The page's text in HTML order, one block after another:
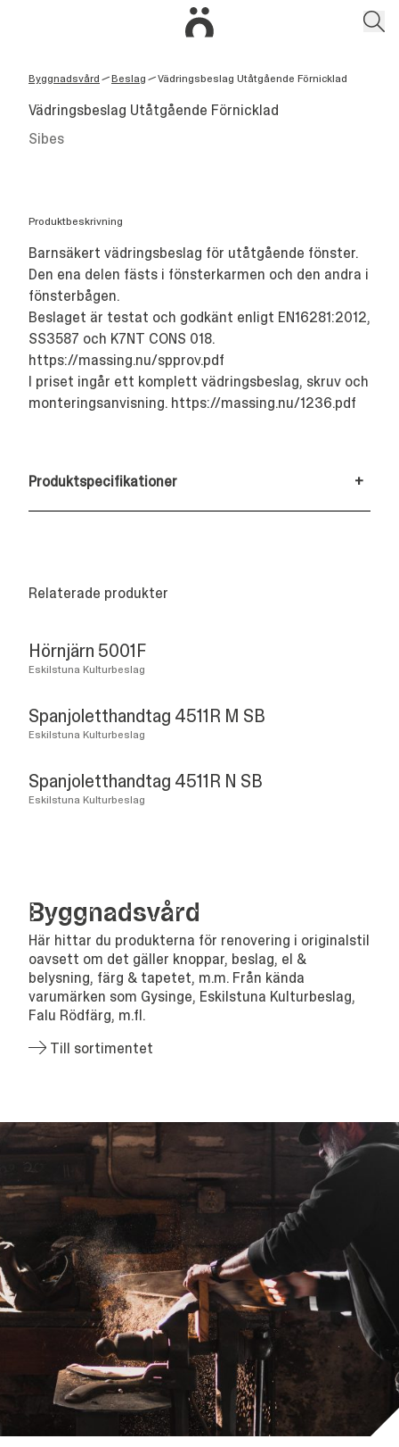
Byggnadsvård /Beslag /Vädringsbeslag Utåtgående Förnicklad
Vädringsbeslag Utåtgående Förnicklad
Sibes
Produktbeskrivning
Barnsäkert vädringsbeslag för utåtgående fönster.
Den ena delen fästs i fönsterkarmen och den andra i
fönsterbågen.
Beslaget är testat och godkänt enligt EN16281:2012,
SS3587 och K7NT CONS 018.
https://massing.nu/spprov.pdf
I priset ingår ett komplett vädringsbeslag, skruv och
monteringsanvisning. https://massing.nu/1236.pdf
Produktspecifikationer +
Relaterade produkter
Hörnjärn 5001F
Eskilstuna Kulturbeslag
Spanjoletthandtag 4511R M SB
Eskilstuna Kulturbeslag
Spanjoletthandtag 4511R N SB
Eskilstuna Kulturbeslag
Bygg­nads­vård
Här hittar du produkterna för renovering i originalstil
oavsett om det gäller knoppar, beslag, el &
belysning, färg & tapetet, m.m. Från kända
varumärken som Gysinge, Eskilstuna Kulturbeslag,
Falu Rödfärg, m.fl.
Till sortimentet